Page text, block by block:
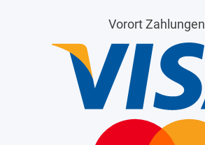
Vorort Zahlungen